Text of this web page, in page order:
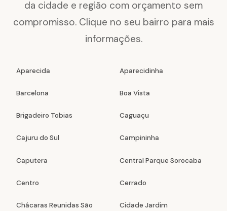
da cidade e região com orçamento sem
compromisso. Clique no seu bairro para mais
informações.
Aparecida Aparecidinha
Barcelona Boa Vista
Brigadeiro Tobias Caguaçu
Cajuru do Sul Campininha
Caputera Central Parque Sorocaba
Centro Cerrado
Chácaras Reunidas São Cidade Jardim